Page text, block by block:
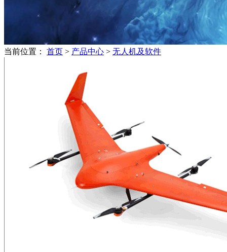
当前位置： 首页 > 产品中心 > 无人机及软件